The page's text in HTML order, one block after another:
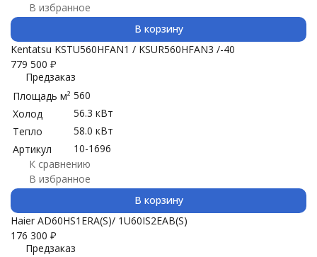
В избранное
В корзину
Kentatsu KSTU560HFAN1 / KSUR560HFAN3 /-40
779 500 ₽
Предзаказ
Площадь м² 560
Холод
56.3 кВт
Тепло
58.0 кВт
Артикул
10-1696
К сравнению
В избранное
В корзину
Haier AD60HS1ERA(S)/ 1U60IS2EAB(S)
176 300 ₽
Предзаказ